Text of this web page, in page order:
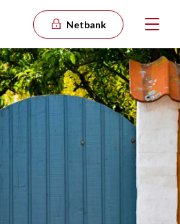
Netbank